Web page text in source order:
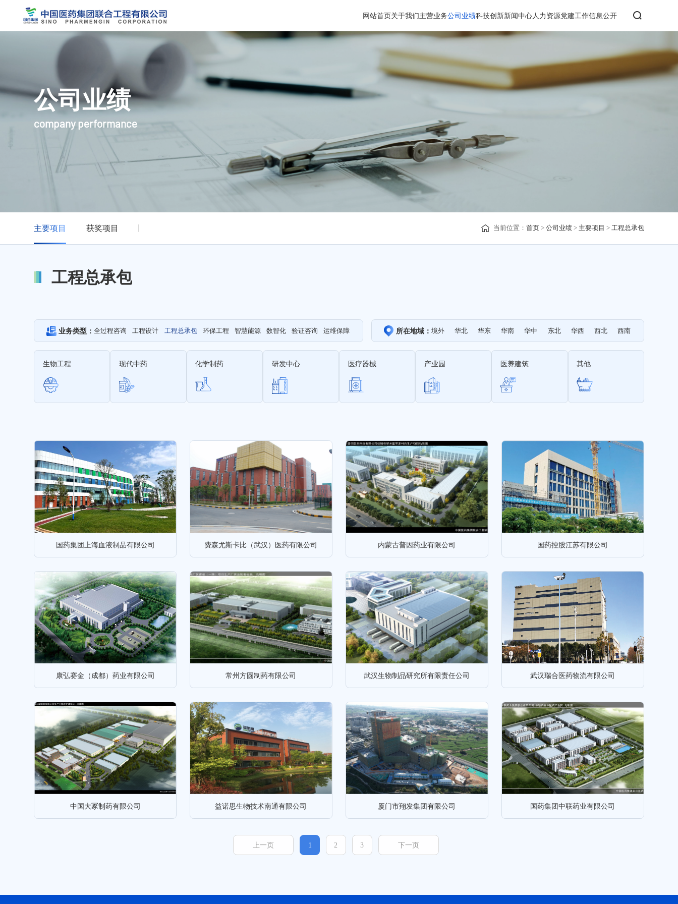
网站首页关于我们主营业务公司业绩科技创新新闻中心人力资源党建工作信息公开
公司业绩
company performance
主要项目 获奖项目 当前位置： 首页> 公司业绩> 主要项目 > 工程总承包
工程总承包
业务类型：全过程咨询 工程设计 工程总承包 环保工程 智慧能源 数智化 验证咨询 运维保障 所在地域：境外 华北 华东 华南 华中 东北 华西 西北 西南
生物工程 现代中药 化学制药 研发中心 医疗器械 产业园 医养建筑 其他
国药集团上海血液制品有限公司 费森尤斯卡比（武汉）医药有限公司 内蒙古普因药业有限公司 国药控股江苏有限公司
康弘赛金（成都）药业有限公司 常州方圆制药有限公司 武汉生物制品研究所有限责任公司 武汉瑞合医药物流有限公司
中国大冢制药有限公司 益诺思生物技术南通有限公司 厦门市翔发集团有限公司 国药集团中联药业有限公司
上一页 1 2 3 下一页